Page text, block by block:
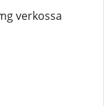
verkossa